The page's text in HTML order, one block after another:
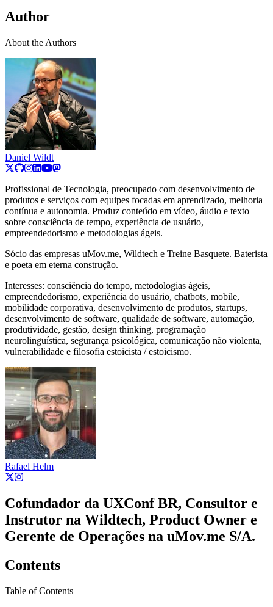
Author
About the Authors
Daniel Wildt
Profissional de Tecnologia, preocupado com desenvolvimento de
produtos e serviços com equipes focadas em aprendizado, melhoria
contínua e autonomia. Produz conteúdo em vídeo, áudio e texto
sobre consciência de tempo, experiência de usuário,
empreendedorismo e metodologias ágeis.
Sócio das empresas uMov.me, Wildtech e Treine Basquete. Baterista
e poeta em eterna construção.
Interesses: consciência do tempo, metodologias ágeis,
empreendedorismo, experiência do usuário, chatbots, mobile,
mobilidade corporativa, desenvolvimento de produtos, startups,
desenvolvimento de software, qualidade de software, automação,
produtividade, gestão, design thinking, programação
neurolinguística, segurança psicológica, comunicação não violenta,
vulnerabilidade e filosofia estoicista / estoicismo.
Rafael Helm
Cofundador da UXConf BR, Consultor e
Instrutor na Wildtech, Product Owner e
Gerente de Operações na uMov.me S/A.
Contents
Table of Contents